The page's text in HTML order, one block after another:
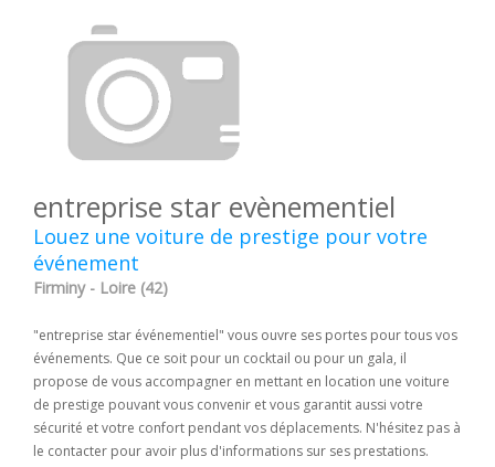
entreprise star evènementiel
Louez une voiture de prestige pour votre
événement
Firminy - Loire (42)
"entreprise star événementiel" vous ouvre ses portes pour tous vos
événements. Que ce soit pour un cocktail ou pour un gala, il
propose de vous accompagner en mettant en location une voiture
de prestige pouvant vous convenir et vous garantit aussi votre
sécurité et votre confort pendant vos déplacements. N'hésitez pas à
le contacter pour avoir plus d'informations sur ses prestations.